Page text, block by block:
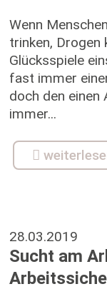
Wenn
trinken, Drogen
Glücksspiele
fast immer
doch den einen
immer...
28.03.2019
Sucht am